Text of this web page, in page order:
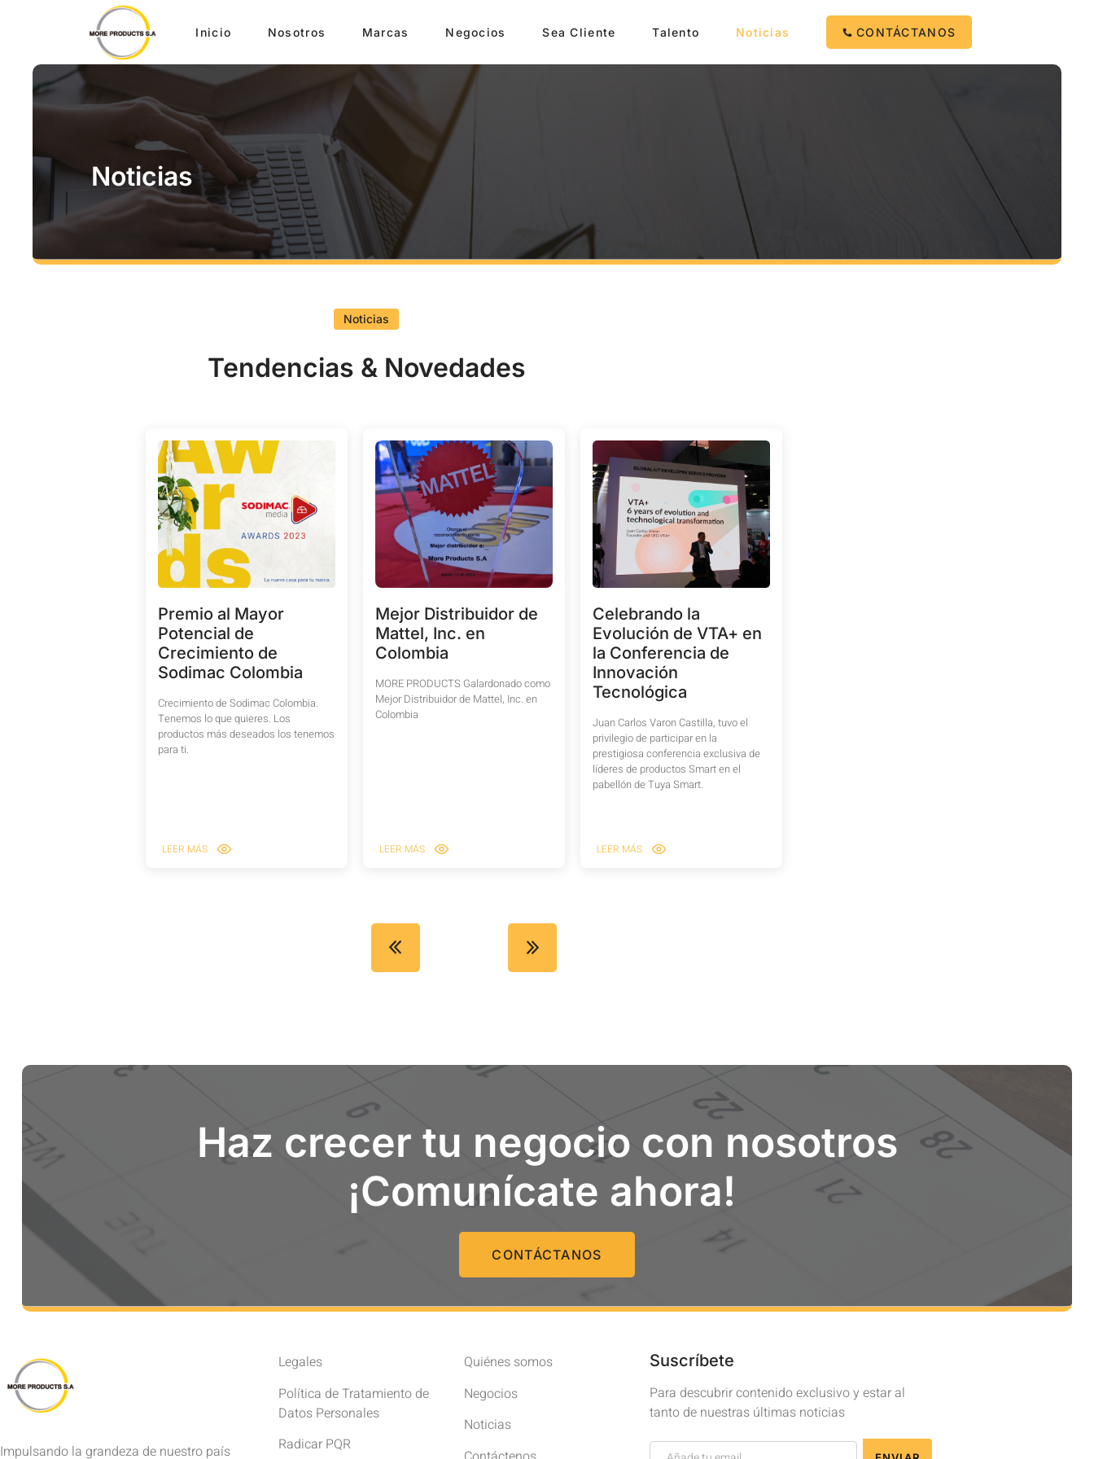
Inicio Nosotros Marcas Negocios Sea Cliente Talento Noticias CONTÁCTANOS
Noticias
Noticias
Tendencias & Novedades
Premio al Mayor
Potencial de
Crecimiento de
Sodimac Colombia
Crecimiento de Sodimac Colombia.
Tenemos lo que quieres. Los
productos más deseados los tenemos
para ti.
LEER MÁS
Mejor Distribuidor de
Mattel, Inc. en
Colombia
MORE PRODUCTS Galardonado como
Mejor Distribuidor de Mattel, Inc. en
Colombia
LEER MÁS
Celebrando la
Evolución de VTA+ en
la Conferencia de
Innovación
Tecnológica
Juan Carlos Varon Castilla, tuvo el
privilegio de participar en la
prestigiosa conferencia exclusiva de
líderes de productos Smart en el
pabellón de Tuya Smart.
LEER MÁS
Haz crecer tu negocio con nosotros
¡Comunícate ahora!
CONTÁCTANOS
Impulsando la grandeza de nuestro país
Legales
Política de Tratamiento de
Datos Personales
Radicar PQR
Quiénes somos
Negocios
Noticias
Suscríbete
Para descubrir contenido exclusivo y estar al
tanto de nuestras últimas noticias
Newsletter